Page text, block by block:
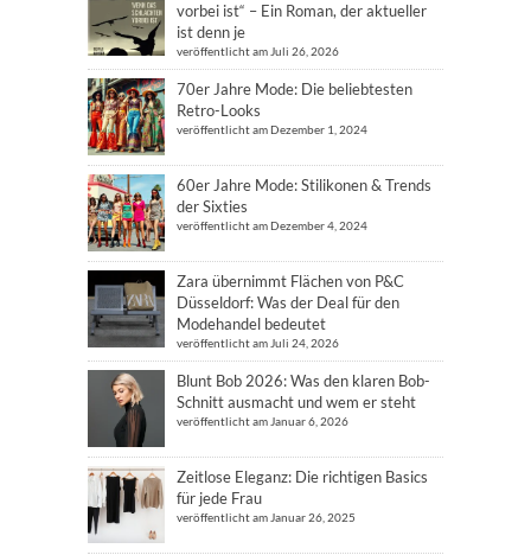
vorbei ist“ – Ein Roman, der aktueller
ist denn je
veröffentlicht am Juli 26, 2026
70er Jahre Mode: Die beliebtesten
Retro-Looks
veröffentlicht am Dezember 1, 2024
60er Jahre Mode: Stilikonen & Trends
der Sixties
veröffentlicht am Dezember 4, 2024
Zara übernimmt Flächen von P&C
Düsseldorf: Was der Deal für den
Modehandel bedeutet
veröffentlicht am Juli 24, 2026
Blunt Bob 2026: Was den klaren Bob-
Schnitt ausmacht und wem er steht
veröffentlicht am Januar 6, 2026
Zeitlose Eleganz: Die richtigen Basics
für jede Frau
veröffentlicht am Januar 26, 2025